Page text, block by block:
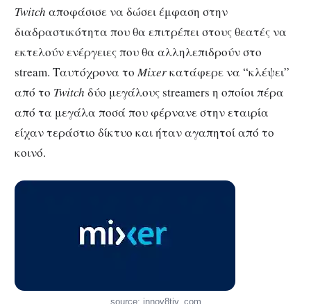
Twitch αποφάσισε να δώσει έμφαση στην
διαδραστικότητα που θα επιτρέπει στους θεατές να
εκτελούν ενέργειες που θα αλληλεπιδρούν στο
stream. Ταυτόχρονα το Mixerκατάφερε να “κλέψει”
από το Twitch δύο μεγάλους streamers η οποίοι πέρα
από τα μεγάλα ποσά που φέρνανε στην εταιρία
είχαν τεράστιο δίκτυο και ήταν αγαπητοί από το
κοινό.
source: innov8tiv. com